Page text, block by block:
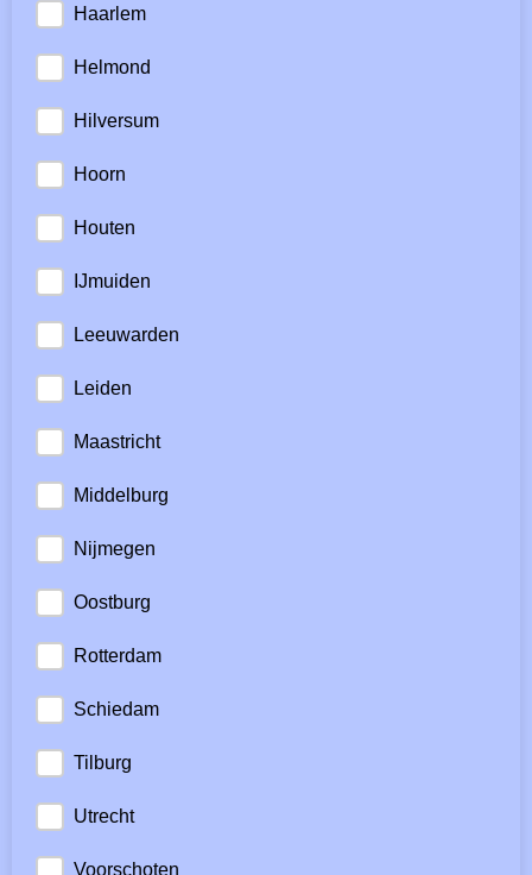
Haarlem
Helmond
Hilversum
Hoorn
Houten
IJmuiden
Leeuwarden
Leiden
Maastricht
Middelburg
Nijmegen
Oostburg
Rotterdam
Schiedam
Tilburg
Utrecht
Voorschoten